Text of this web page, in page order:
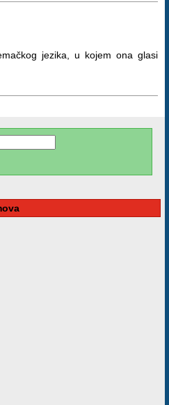
jezika, u kojem ona glasi